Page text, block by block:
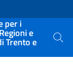
per i
e
Trento e Cerca